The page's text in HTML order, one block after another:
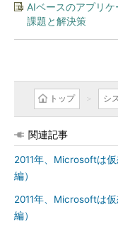
AIベースのアプリ
課題と解決策
トップ シ
関連記事
2011年、Microsoftは
編）
2011年、Microsoftは
編）